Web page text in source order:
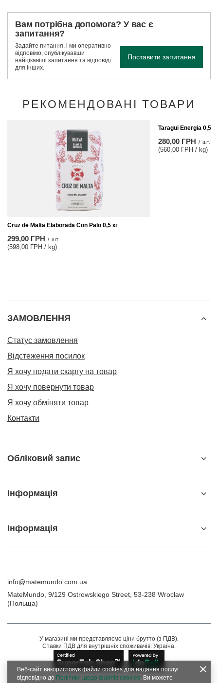
Вам потрібна допомога? У вас є
запитання?
Задайте питання, і ми оперативно
відповімо, опублікувавши
найцікавіші запитання та відповіді
для інших.
Поставити запитання
РЕКОМЕНДОВАНІ ТОВАРИ
Cruz de Malta Elaborada Con Palo 0,5 кг
299,00 ГРН / шт.
(598,00 ГРН / kg)
Taragui Energia 0,5 кг
280,00 ГРН / шт.
(560,00 ГРН / kg)
ЗАМОВЛЕННЯ
Статус замовлення
Відстеження посилок
Я хочу подати скаргу на товар
Я хочу повернути товар
Я хочу обміняти товар
Контакти
Обліковий запис
Інформація
Інформація
info@matemundo.com.ua
MateMundo 9/129 Ostrowskiego Street 53-238 Wroclaw
(Польща)
У магазині ми представляємо ціни брутто (з ПДВ).
Ставки ПДВ для внутрішніх споживачів: Україна.
Веб-сайт використовує файли cookies для надання послуг
відповідно до Політики щодо файлів cookies. Ви можете